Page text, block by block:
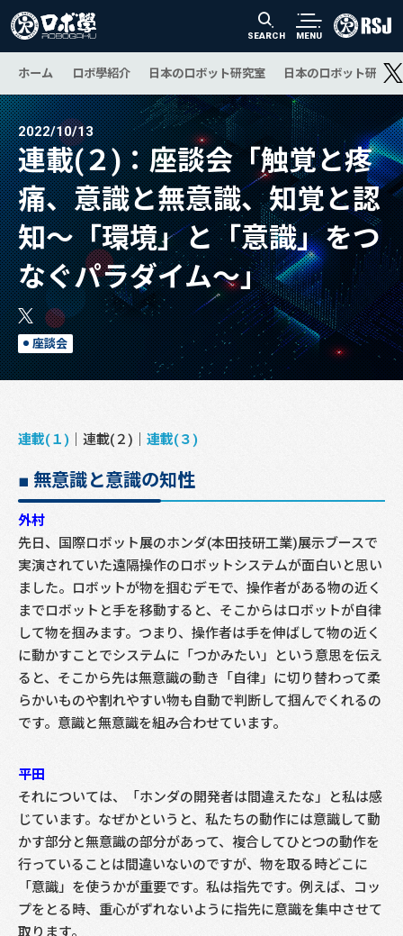
SEARCH MENU
ホーム ロボ學紹介 日本のロボット研究室 日本のロボット研究
2022/10/13
連載(２)：座談会「触覚と疼
痛、意識と無意識、知覚と認
知～「環境」と「意識」をつ
なぐパラダイム～」
座談会
連載(１) ｜連載(２)｜ 連載(３)
■ 無意識と意識の知性
外村
先日、国際ロボット展のホンダ(本田技研工業)展示ブースで
実演されていた遠隔操作のロボットシステムが面白いと思い
ました。ロボットが物を掴むデモで、操作者がある物の近く
までロボットと手を移動すると、そこからはロボットが自律
して物を掴みます。つまり、操作者は手を伸ばして物の近く
に動かすことでシステムに「つかみたい」という意思を伝え
ると、そこから先は無意識の動き「自律」に切り替わって柔
らかいものや割れやすい物も自動で判断して掴んでくれるの
です。意識と無意識を組み合わせています。
平田
それについては、「ホンダの開発者は間違えたな」と私は感
じています。なぜかというと、私たちの動作には意識して動
かす部分と無意識の部分があって、複合してひとつの動作を
行っていることは間違いないのですが、物を取る時どこに
「意識」を使うかが重要です。私は指先です。例えば、コッ
プをとる時、重心がずれないように指先に意識を集中させて
取ります。